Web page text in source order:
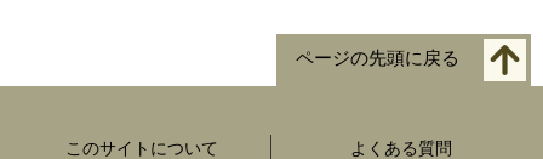
ページの先頭に戻る
このサイトについて よくある質問